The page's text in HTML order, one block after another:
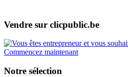
Vendre sur clicpublic.be
Commencez maintenant
Notre sélection